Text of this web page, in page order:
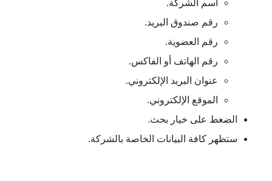
اسم الشركة.
رقم صندوق البريد.
رقم العضوية.
رقم الهاتف أو الفاكس.
عنوان البريد الإلكتروني.
الموقع الإلكتروني.
الضغط على خيار بحث.
ستظهر كافة البيانات الخاصة بالشركة.